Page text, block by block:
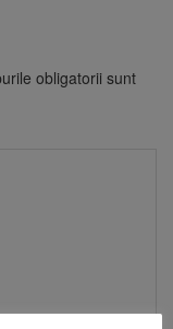
obligatorii sunt